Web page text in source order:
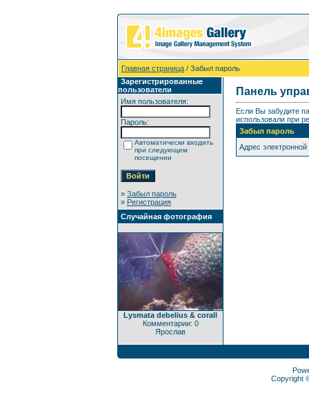
Главная страница / Забыл пароль
Зарегистрированные
пользователи
Имя пользователя:
Пароль:
Автоматически входить
при следующем
посещении
» Забыл пароль
» Регистрация
Случайная фотография
Lysmata debelius & corall
Комментарии: 0
Ярослав
Панель
Если Вы забудите
использовали при
Забыл пароль
Адрес
Copyright